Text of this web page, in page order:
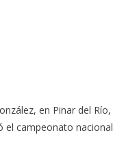
en Pinar del
campeonato